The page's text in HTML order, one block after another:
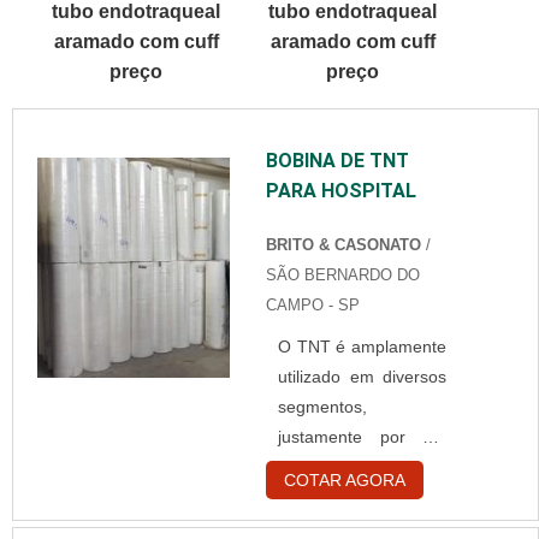
SOBRE TOUCA
BRANCA
DESCARTÁVELQuem
descartável em uma
empresa
seus serviços,
consegue encontrar o
site da Best Fabril. É
possível encontrar
capote hospitalar
descartável e gorr...
tubo endotraqueal
aramado com cuff
preço
tubo endotraqueal
aramado com cuff
preço
BOBINA DE TNT
PARA HOSPITAL
BRITO & CASONATO /
SÃO BERNARDO DO
CAMPO - SP
O TNT é amplamente
utilizado em diversos
segmentos,
justamente por ser
um produto barato,
acessível e fácil de
ser encontrado no
COTAR AGORA